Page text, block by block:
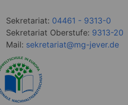
Sekretariat: 04461 - 9313-0
Sekretariat Oberstufe: 9313-20
Mail: sekretariat@mg-jever.de